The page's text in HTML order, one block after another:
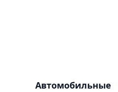
Автомобильные